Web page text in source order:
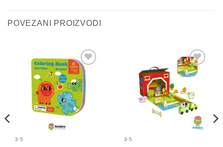
POVEZANI PROIZVODI
Sačuvaj
proizvod
3-5
Sačuvaj
proizvod
3-5